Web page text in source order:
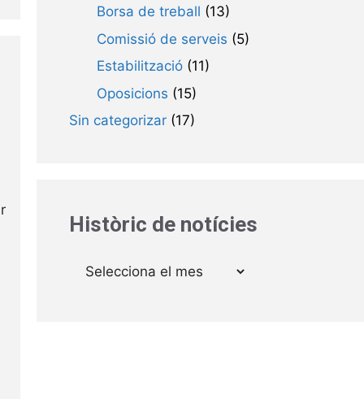
Borsa de treball (13)
Comissió de serveis (5)
Estabilització(11)
Oposicions (15)
Sin categorizar(17)
Històric de notícies
Arxius